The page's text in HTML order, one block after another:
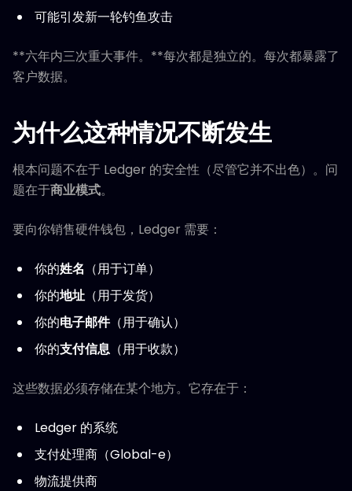
可能引发新一轮钓鱼攻击
**六年内三次重大事件。**每次都是独立的。每次都暴露了
客户数据。
为什么这种情况不断发生
根本问题不在于 Ledger 的安全性（尽管它并不出色）。问
题在于商业模式。
要向你销售硬件钱包，Ledger 需要：
你的姓名 （用于订单）
你的地址（用于发货）
你的电子邮件（用于确认）
你的支付信息（用于收款）
这些数据必须存储在某个地方。它存在于：
Ledger 的系统
支付处理商（Global-e）
物流提供商